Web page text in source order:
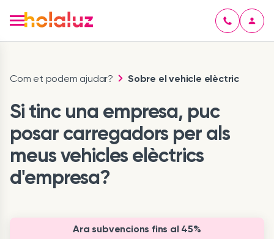
Com et podem ajudar? Sobre el vehicle elèctric
Si tinc una empresa, puc
posar carregadors per als
meus vehicles elèctrics
d'empresa?
Ara subvencions fins al 45%